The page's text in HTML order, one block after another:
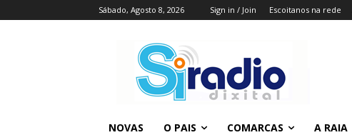
Sábado, Agosto 8, 2026 Sign in / Join Escoitanos na rede
NOVAS O PAIS COMARCAS A RAIA